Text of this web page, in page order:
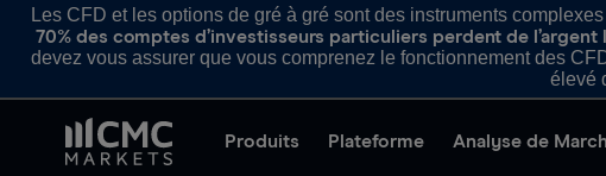
Les CFD et les options de gré à gré sont des instruments
70% des comptes d’investisseurs particuliers perdent de
devez vous assurer que vous comprenez le fonctionnement des
élevé
Produits Plateforme Analyse de